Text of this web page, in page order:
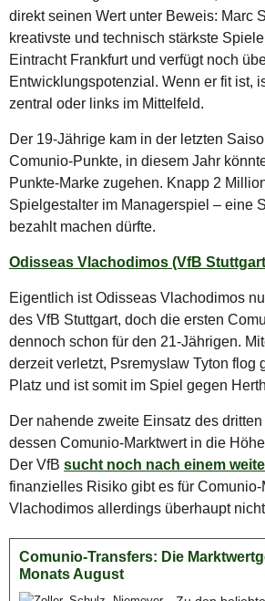
direkt seinen Wert unter Beweis: Marc
kreativste und technisch stärkste
Eintracht Frankfurt und verfügt noch
Entwicklungspotenzial. Wenn er fit ist,
zentral oder links im Mittelfeld.
Der 19-Jährige kam in der letzten
Comunio-Punkte, in diesem Jahr
Punkte-Marke zugehen. Knapp 2
Spielgestalter im Managerspiel – eine
bezahlt machen dürfte.
Odisseas Vlachodimos (VfB
Eigentlich ist Odisseas Vlachodimos
des VfB Stuttgart, doch die ersten
dennoch schon für den 21-Jährigen.
derzeit verletzt, Psremyslaw Tyton flog
Platz und ist somit im Spiel gegen
Der nahende zweite Einsatz des
dessen Comunio-Marktwert in die
Der VfB sucht noch nach einem
finanzielles Risiko gibt es für Comunio-
Vlachodimos allerdings überhaupt
Comunio-Transfers: Die
Monats August